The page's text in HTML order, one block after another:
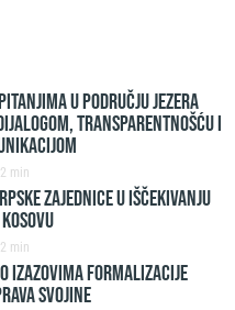
u području jezera
transparentnošću i
min
ZAJEDNICE U IŠČEKIVANJU
min
izazovima formalizacije
svojine